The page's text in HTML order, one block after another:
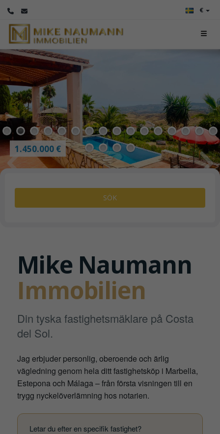
€
1.450.000 €
3 4 5 6 7 8 9 10 11 12 13 14 15
16
17
18 19 20
SÖK
Mike Naumann
Immobilien
Din tyska fastighetsmäklare på Costa
del Sol.
Jag erbjuder personlig, oberoende och ärlig
vägledning genom hela ditt fastighetsköp i Marbella,
Estepona och Málaga – från första visningen till en
trygg nyckelöverlämning hos notarien.
Letar du efter en specifik fastighet?